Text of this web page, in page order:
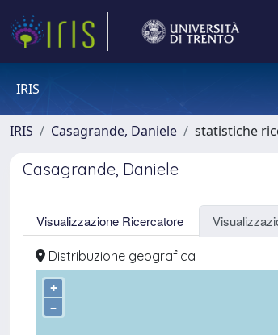
IRIS
IRIS Casagrande, Daniele statistiche
Casagrande, Daniele
Visualizzazione Ricercatore
Distribuzione geografica
+
–